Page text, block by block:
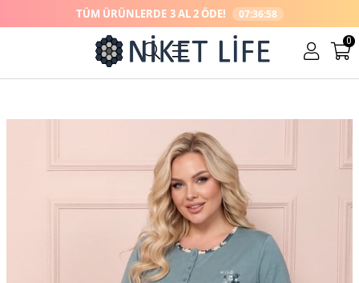
TÜM ÜRÜNLERDE 3 AL 2 ÖDE! 07:36:57
0